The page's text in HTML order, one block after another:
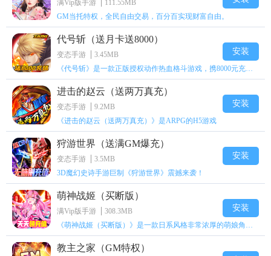
满Vip版手游
111.55MB
GM当托特权，全民自由交易，百分百实现财富自由。
代号斩（送月卡送8000）
变态手游
3.45MB
安装
进击的赵云（送两万真充）
变态手游
9.2MB
《进击的赵云（送两万真充）》是ARPG的H5游戏
安装
狩游世界（送满GM爆充）
变态手游
3.5MB
3D魔幻史诗手游巨制《狩游世界》震撼来袭！
安装
萌神战姬（买断版）
满Vip版手游
308.3MB
安装
教主之家（GM特权）